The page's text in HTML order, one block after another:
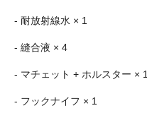
- 耐放射線水 × 1
- 縫合液 × 4
- マチェット + ホルスター × 1
- フックナイフ × 1